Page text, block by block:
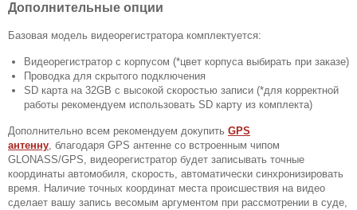
Дополнительные опции
Базовая модель видеорегистратора комплектуется:
Видеорегистратор с корпусом (*цвет корпуса выбирать при заказе)
Проводка для скрытого подключения
SD карта на 32GB с высокой скоростью записи (*для корректной
работы рекомендуем использовать SD карту из комплекта)
Дополнительно всем рекомендуем докупить GPS
антенну, благодаря GPS антенне со встроенным чипом
GLONASS/GPS, видеорегистратор будет записывать точные
координаты автомобиля, скорость, автоматически синхронизировать
время. Наличие точных координат места происшествия на видео
сделает вашу запись весомым аргументом при рассмотрении в суде,